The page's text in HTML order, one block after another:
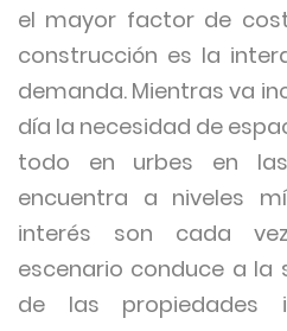
el mayor factor de
construcción es la
demanda. Mientras va
día la necesidad de
todo en urbes en
encuentra a niveles
interés son cada
escenario conduce a la
de las propiedades